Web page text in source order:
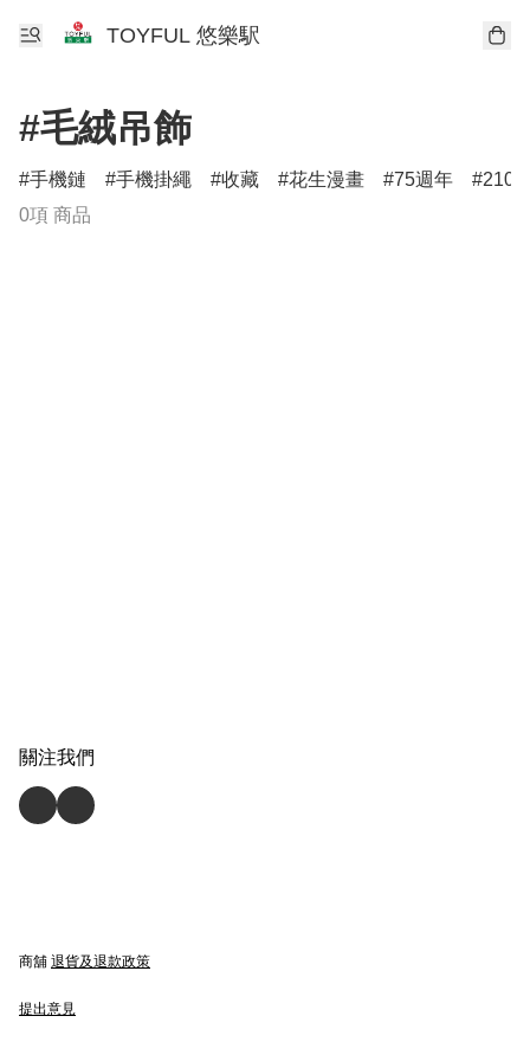
TOYFUL 悠樂駅
#毛絨吊飾
手機鏈 手機掛繩 收藏 花生漫畫 75週年
210
0項 商品
關注我們
商舖 退貨及退款政策
提出意見